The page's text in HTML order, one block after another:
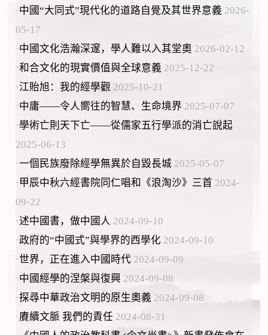
·中國“大同式”現代化的道路自覺及其世界意義 2026-
05-17
·中國文化浩瀚深邃，學人難以入其堂奧 2026-02-12
·和合文化的現實價值與全球意義 2025-12-22
·江貽旭：我的經學觀 2025-10-21
·中庸——令人嚮往的智慧、生命境界 2025-07-07
·學術亡則天下亡——從儒家五行學派的消亡說起
2025-06-13
·一個民族廢除經學無異於自毀長城 2025-05-07
· 甲辰中秋六經書院同仁唱和《浪淘沙》三首 2024-
09-22
·述中國書，做中國人 2024-09-10
·政府的“中國式”與學界的西學化 2024-09-10
·世界，正在進入中國時代 2024-09-09
·中國經學的涅槃與復興 2024-09-08
·探尋中華政治文明的原生奧義 2024-09-08
·賡續文脈 我們的責任 2024-08-31